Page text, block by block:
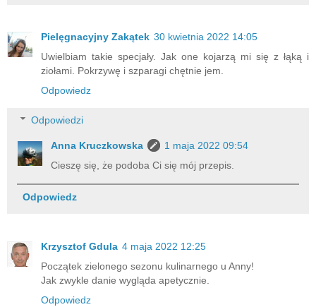
Pielęgnacyjny Zakątek 30 kwietnia 2022 14:05
Uwielbiam takie specjały. Jak one kojarzą mi się z łąką i
ziołami. Pokrzywę i szparagi chętnie jem.
Odpowiedz
Odpowiedzi
Anna Kruczkowska
1 maja 2022 09:54
Cieszę się, że podoba Ci się mój przepis.
Odpowiedz
Krzysztof Gdula 4 maja 2022 12:25
Początek zielonego sezonu kulinarnego u Anny!
Jak zwykle danie wygląda apetycznie.
Odpowiedz